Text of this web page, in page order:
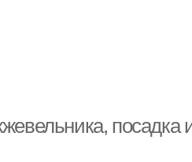
посадка